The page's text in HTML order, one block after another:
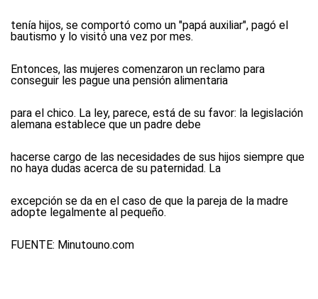
tenía hijos, se comportó como un "papá auxiliar", pagó el
bautismo y lo visitó una vez por mes.
Entonces, las mujeres comenzaron un reclamo para
conseguir les pague una pensión alimentaria
para el chico. La ley, parece, está de su favor: la legislación
alemana establece que un padre debe
hacerse cargo de las necesidades de sus hijos siempre que
no haya dudas acerca de su paternidad. La
excepción se da en el caso de que la pareja de la madre
adopte legalmente al pequeño.
FUENTE: Minutouno.com